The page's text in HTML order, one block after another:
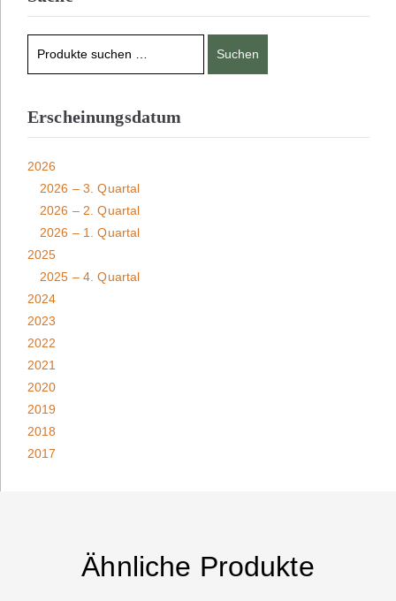
Suchen
Erscheinungsdatum
2026
2026 – 3. Quartal
2026 – 2. Quartal
2026 – 1. Quartal
2025
2025 – 4. Quartal
2024
2023
2022
2021
2020
2019
2018
2017
Ähnliche Produkte